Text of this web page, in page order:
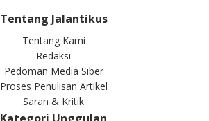
Tentang Jalantikus
Tentang Kami
Redaksi
Pedoman Media Siber
Proses Penulisan Artikel
Saran & Kritik